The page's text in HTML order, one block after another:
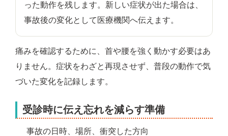
った動作を残します。新しい症状が出た場合は、
事故後の変化として医療機関へ伝えます。
痛みを確認するために、首や腰を強く動かす必要はあ
りません。症状をわざと再現させず、普段の動作で気
づいた変化を記録します。
受診時に伝え忘れを減らす準備
事故の日時、場所、衝突した方向